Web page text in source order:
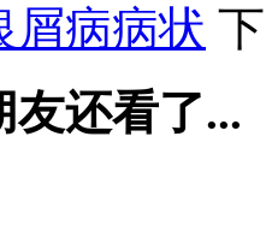
屑病病状
友还看了...